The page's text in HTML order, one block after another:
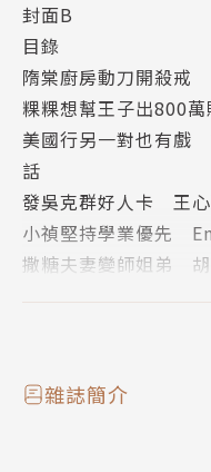
科技業湧現金孫上市
「達明」掛牌後，電
集團董事長童子賢，
日前，童子賢帶著永
擎「比阿公（和碩）
波全球AI基礎建設的
7年的好光景，AI將全
耀萬物！」
黃國昌陽春主席陷三困
封面B
目錄
隋棠廚房動刀開殺戒
粿粿想幫王子出800
美國行另一對也有戲
話
發吳克群好人卡 王
小禎堅持學業優先
撒糖夫妻變師姐弟
出遊打卡私事多 賴
心弦雜誌簡介